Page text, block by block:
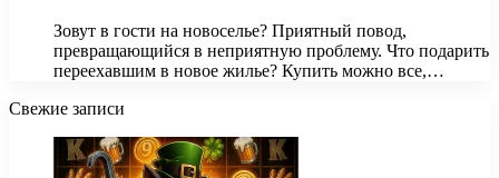
Зовут в гости на новоселье? Приятный повод,
превращающийся в неприятную проблему. Что подарить
переехавшим в новое жилье? Купить можно все,…
Свежие записи